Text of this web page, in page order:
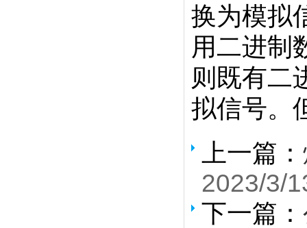
换为模拟
用二进制
则既有二
拟信号。
上一篇：
2023/3/
下一篇：